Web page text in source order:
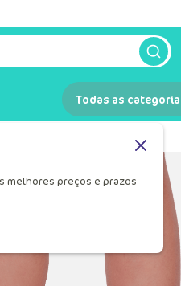
melhores preços e prazos
Todas as